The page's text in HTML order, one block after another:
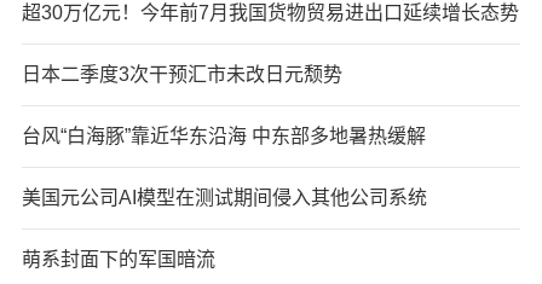
超30万亿元！今年前7月我国货物贸易进出口延续增长态势
日本二季度3次干预汇市未改日元颓势
台风“白海豚”靠近华东沿海 中东部多地暑热缓解
美国元公司AI模型在测试期间侵入其他公司系统
萌系封面下的军国暗流